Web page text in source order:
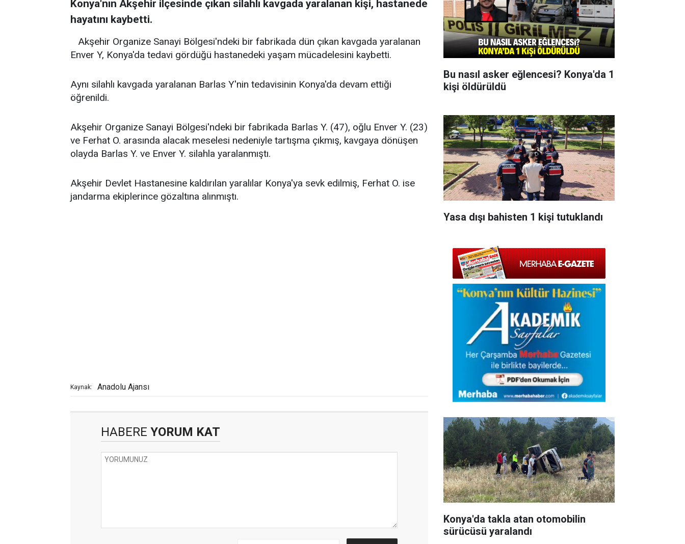
Konya'nın Akşehir ilçesinde çıkan silahlı kavgada yaralanan kişi, hastanede
hayatını kaybetti.
Akşehir Organize Sanayi Bölgesi'ndeki bir fabrikada dün çıkan kavgada yaralanan
Enver Y, Konya'da tedavi gördüğü hastanedeki yaşam mücadelesini kaybetti.
Aynı silahlı kavgada yaralanan Barlas Y'nin tedavisinin Konya'da devam ettiği
öğrenildi.
Akşehir Organize Sanayi Bölgesi'ndeki bir fabrikada Barlas Y. (47), oğlu Enver Y. (23)
ve Ferhat O. arasında alacak meselesi nedeniyle tartışma çıkmış, kavgaya dönüşen
olayda Barlas Y. ve Enver Y. silahla yaralanmıştı.
Akşehir Devlet Hastanesine kaldırılan yaralılar Konya'ya sevk edilmiş, Ferhat O. ise
jandarma ekiplerince gözaltına alınmıştı.
Kaynak: Anadolu Ajansı
HABERE YORUM KAT
Bu nasıl asker eğlencesi? Konya'da 1
kişi öldürüldü
Yasa dışı bahisten 1 kişi tutuklandı
Konya'da takla atan otomobilin
sürücüsü yaralandı